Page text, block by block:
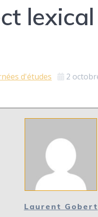
d'études 2
Laurent Gobert